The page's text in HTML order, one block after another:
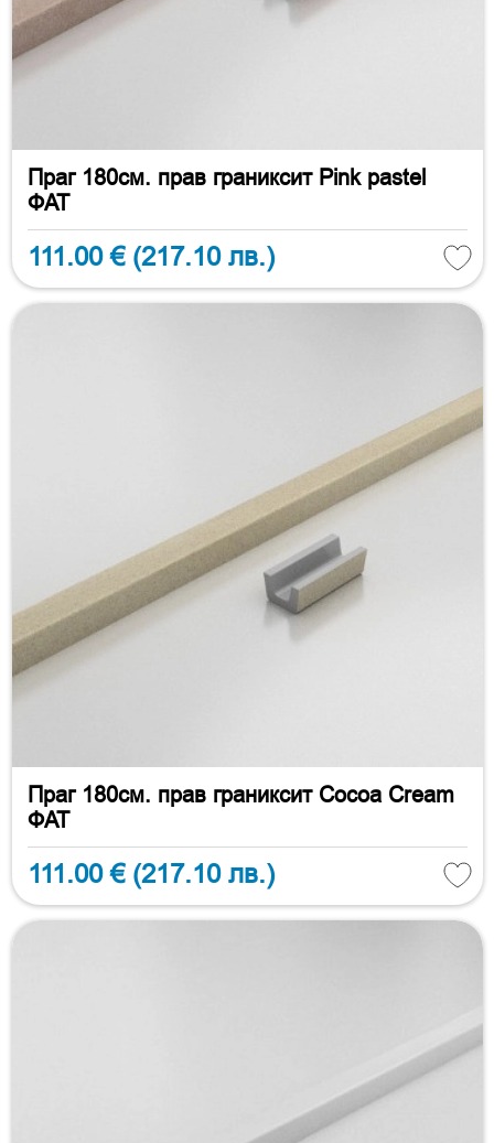
Праг 180см. прав граниксит Pink pastel
ФАТ
111.00 € (217.10 лв.)
Праг 180см. прав граниксит Cocoa Cream
ФАТ
111.00 € (217.10 лв.)